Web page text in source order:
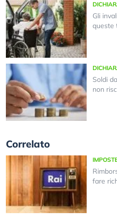
Gli
queste
Soldi
non
Correlato
fare